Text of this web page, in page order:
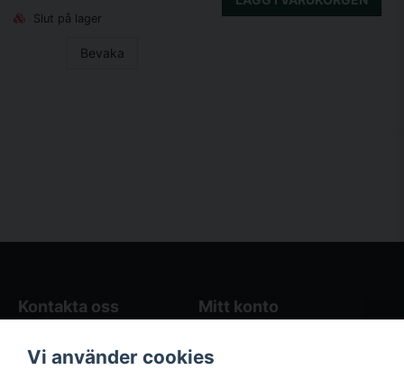
Slut på lager
Bevaka
Kontakta oss
Butikens öppettider
Mitt konto
Registrera dig
Vi använder cookies